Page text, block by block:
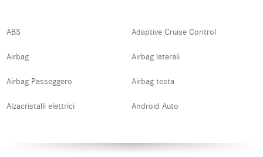
ABS Adaptive Cruise Control
Airbag Airbag laterali
Airbag Passeggero Airbag testa
Alzacristalli elettrici Android Auto